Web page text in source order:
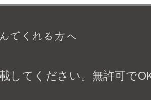
でくれる方へ
してください。無許可で